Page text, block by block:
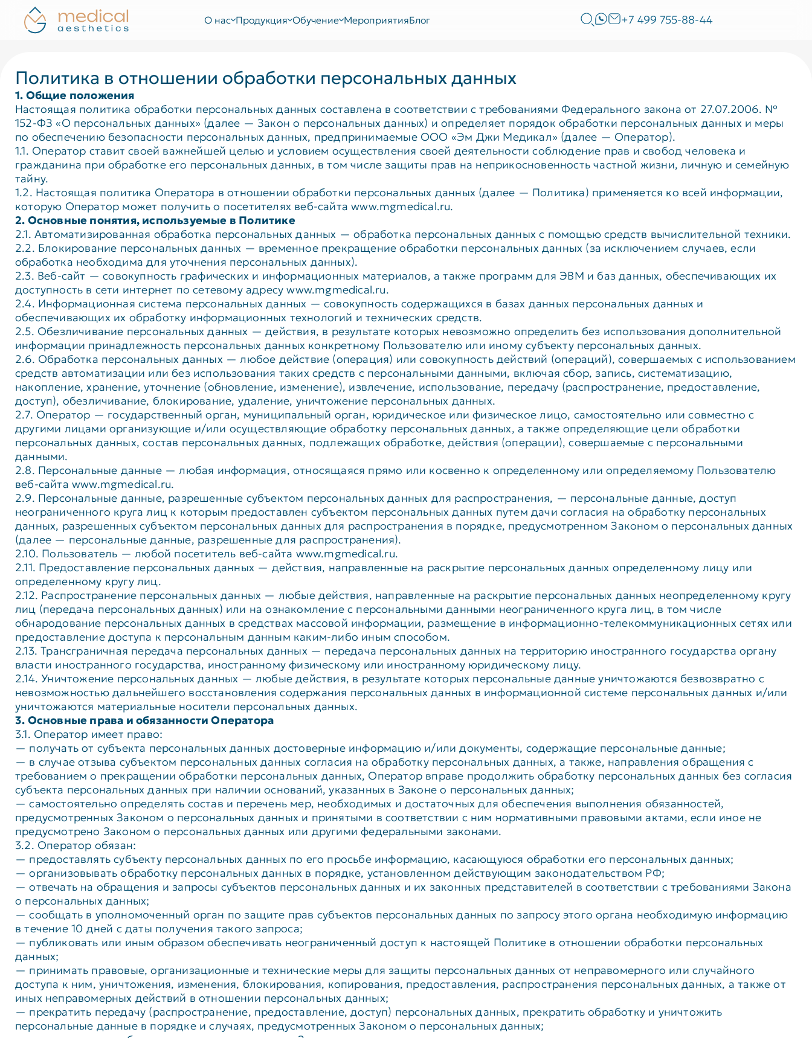
О нас Продукция Обучение МероприятияБлог +7 499 755-88-44
Политика в отношении обработки персональных данных
1. Общие положения
Настоящая политика обработки персональных данных составлена в соответствии с требованиями Федерального закона от 27.07.2006. №
152-ФЗ «О персональных данных» (далее — Закон о персональных данных) и определяет порядок обработки персональных данных и меры
по обеспечению безопасности персональных данных, предпринимаемые ООО «Эм Джи Медикал» (далее — Оператор).
1.1. Оператор ставит своей важнейшей целью и условием осуществления своей деятельности соблюдение прав и свобод человека и
гражданина при обработке его персональных данных, в том числе защиты прав на неприкосновенность частной жизни, личную и семейную
тайну.
1.2. Настоящая политика Оператора в отношении обработки персональных данных (далее — Политика) применяется ко всей информации,
которую Оператор может получить о посетителях веб-сайта www.mgmedical.ru.
2. Основные понятия, используемые в Политике
2.1. Автоматизированная обработка персональных данных — обработка персональных данных с помощью средств вычислительной техники.
2.2. Блокирование персональных данных — временное прекращение обработки персональных данных (за исключением случаев, если
обработка необходима для уточнения персональных данных).
2.3. Веб-сайт — совокупность графических и информационных материалов, а также программ для ЭВМ и баз данных, обеспечивающих их
доступность в сети интернет по сетевому адресу www.mgmedical.ru.
2.4. Информационная система персональных данных — совокупность содержащихся в базах данных персональных данных и
обеспечивающих их обработку информационных технологий и технических средств.
2.5. Обезличивание персональных данных — действия, в результате которых невозможно определить без использования дополнительной
информации принадлежность персональных данных конкретному Пользователю или иному субъекту персональных данных.
2.6. Обработка персональных данных — любое действие (операция) или совокупность действий (операций), совершаемых с использованием
средств автоматизации или без использования таких средств с персональными данными, включая сбор, запись, систематизацию,
накопление, хранение, уточнение (обновление, изменение), извлечение, использование, передачу (распространение, предоставление,
доступ), обезличивание, блокирование, удаление, уничтожение персональных данных.
2.7. Оператор — государственный орган, муниципальный орган, юридическое или физическое лицо, самостоятельно или совместно с
другими лицами организующие и/или осуществляющие обработку персональных данных, а также определяющие цели обработки
персональных данных, состав персональных данных, подлежащих обработке, действия (операции), совершаемые с персональными
данными.
2.8. Персональные данные — любая информация, относящаяся прямо или косвенно к определенному или определяемому Пользователю
веб-сайта www.mgmedical.ru.
2.9. Персональные данные, разрешенные субъектом персональных данных для распространения, — персональные данные, доступ
неограниченного круга лиц к которым предоставлен субъектом персональных данных путем дачи согласия на обработку персональных
данных, разрешенных субъектом персональных данных для распространения в порядке, предусмотренном Законом о персональных данных
(далее — персональные данные, разрешенные для распространения).
2.10. Пользователь — любой посетитель веб-сайта www.mgmedical.ru.
2.11. Предоставление персональных данных — действия, направленные на раскрытие персональных данных определенному лицу или
определенному кругу лиц.
2.12. Распространение персональных данных — любые действия, направленные на раскрытие персональных данных неопределенному кругу
лиц (передача персональных данных) или на ознакомление с персональными данными неограниченного круга лиц, в том числе
обнародование персональных данных в средствах массовой информации, размещение в информационно-телекоммуникационных сетях или
предоставление доступа к персональным данным каким-либо иным способом.
2.13. Трансграничная передача персональных данных — передача персональных данных на территорию иностранного государства органу
власти иностранного государства, иностранному физическому или иностранному юридическому лицу.
2.14. Уничтожение персональных данных — любые действия, в результате которых персональные данные уничтожаются безвозвратно с
невозможностью дальнейшего восстановления содержания персональных данных в информационной системе персональных данных и/или
уничтожаются материальные носители персональных данных.
3. Основные права и обязанности Оператора
3.1. Оператор имеет право:
— получать от субъекта персональных данных достоверные информацию и/или документы, содержащие персональные данные;
— в случае отзыва субъектом персональных данных согласия на обработку персональных данных, а также, направления обращения с
требованием о прекращении обработки персональных данных, Оператор вправе продолжить обработку персональных данных без согласия
субъекта персональных данных при наличии оснований, указанных в Законе о персональных данных;
— самостоятельно определять состав и перечень мер, необходимых и достаточных для обеспечения выполнения обязанностей,
предусмотренных Законом о персональных данных и принятыми в соответствии с ним нормативными правовыми актами, если иное не
предусмотрено Законом о персональных данных или другими федеральными законами.
3.2. Оператор обязан:
— предоставлять субъекту персональных данных по его просьбе информацию, касающуюся обработки его персональных данных;
— организовывать обработку персональных данных в порядке, установленном действующим законодательством РФ;
— отвечать на обращения и запросы субъектов персональных данных и их законных представителей в соответствии с требованиями Закона
о персональных данных;
— сообщать в уполномоченный орган по защите прав субъектов персональных данных по запросу этого органа необходимую информацию
в течение 10 дней с даты получения такого запроса;
— публиковать или иным образом обеспечивать неограниченный доступ к настоящей Политике в отношении обработки персональных
данных;
— принимать правовые, организационные и технические меры для защиты персональных данных от неправомерного или случайного
доступа к ним, уничтожения, изменения, блокирования, копирования, предоставления, распространения персональных данных, а также от
иных неправомерных действий в отношении персональных данных;
— прекратить передачу (распространение, предоставление, доступ) персональных данных, прекратить обработку и уничтожить
персональные данные в порядке и случаях, предусмотренных Законом о персональных данных;